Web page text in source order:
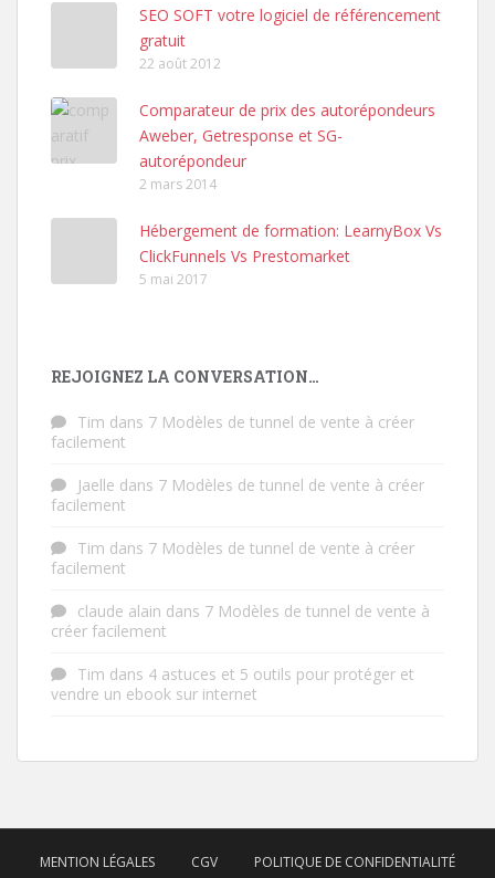
SEO SOFT votre logiciel de référencement
gratuit
22 août 2012
Comparateur de prix des autorépondeurs
Aweber, Getresponse et SG-
autorépondeur
2 mars 2014
Hébergement de formation: LearnyBox Vs
ClickFunnels Vs Prestomarket
5 mai 2017
REJOIGNEZ LA CONVERSATION…
Tim dans 7 Modèles de tunnel de vente à créer
facilement
Jaelle dans 7 Modèles de tunnel de vente à créer
facilement
Tim dans 7 Modèles de tunnel de vente à créer
facilement
claude alain dans 7 Modèles de tunnel de vente à
créer facilement
Tim dans 4 astuces et 5 outils pour protéger et
vendre un ebook sur internet
MENTION LÉGALES CGV POLITIQUE DE CONFIDENTIALITÉ